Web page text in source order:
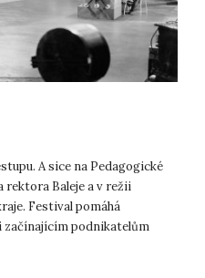
A sice na Pedagogické
rektora Baleje a v režii
Festival pomáhá
začínajícím podnikatelům